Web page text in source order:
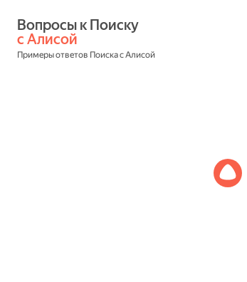
с Алисой
Примеры ответов Поиска с Алисой